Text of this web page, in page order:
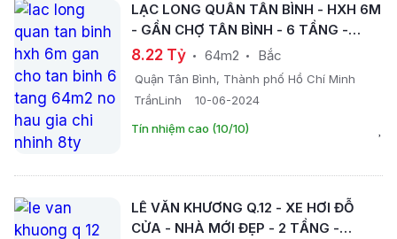
LẠC LONG QUÂN TÂN BÌNH - HXH 6M
- GẦN CHỢ TÂN BÌNH - 6 TẦNG -
64M2 - NỞ HẬU - GIÁ CHỈ NHỈNH 8TỶ
8.22 Tỷ 64m2 Bắc
Quận Tân Bình, Thành phố Hồ Chí Minh
TrầnLinh
10-06-2024
Tín nhiệm cao (10/10)
LÊ VĂN KHƯƠNG Q.12 - XE HƠI ĐỖ
CỬA - NHÀ MỚI ĐẸP - 2 TẦNG -